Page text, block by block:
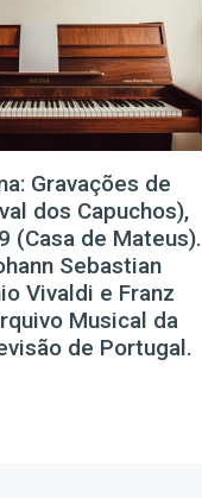
Gravações de
dos Capuchos),
(Casa de Mateus).
Sebastian
Vivaldi e Franz
Musical da
de Portugal.